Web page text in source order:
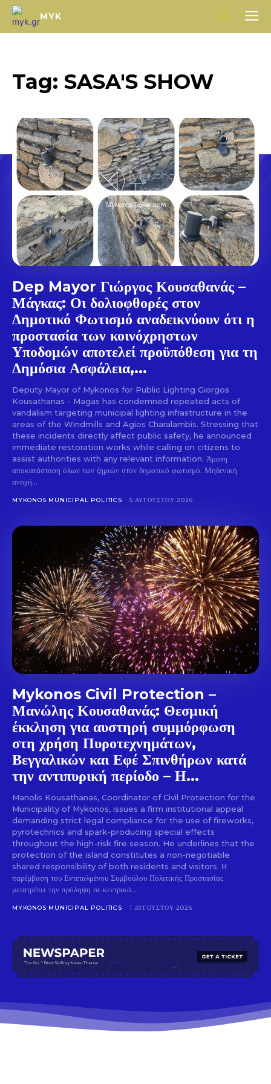
Don't miss
out!
Sing up for our newsletter
to stay in the loop.
SUBSCRIBE
MYK
Tag: SASA'S SHOW
Dep Mayor Γιώργος Κουσαθανάς –
Μάγκας: Οι δολιοφθορές στον
Δημοτικό Φωτισμό αναδεικνύουν ότι η
προστασία των κοινόχρηστων
Υποδομών αποτελεί προϋπόθεση για τη
Δημόσια Ασφάλεια,...
Deputy Mayor of Mykonos for Public Lighting Giorgos
Kousathanas - Magas has condemned repeated acts of
vandalism targeting municipal lighting infrastructure in the
areas of the Windmills and Agios Charalambis. Stressing that
these incidents directly affect public safety, he announced
immediate restoration works while calling on citizens to
assist authorities with any relevant information. Άμεση
αποκατάσταση όλων των ζημιών στον δημοτικό φωτισμό. Μηδενική
ανοχή...
MYKONOS MUNICIPAL POLITICS 5 ΑΥΓΟΎΣΤΟΥ 2026
Mykonos Civil Protection –
Μανώλης Κουσαθανάς: Θεσμική
έκκληση για αυστηρή συμμόρφωση
στη χρήση Πυροτεχνημάτων,
Βεγγαλικών και Εφέ Σπινθήρων κατά
την αντιπυρική περίοδο – Η...
Manolis Kousathanas, Coordinator of Civil Protection for the
Municipality of Mykonos, issues a firm institutional appeal
demanding strict legal compliance for the use of fireworks,
pyrotechnics and spark-producing special effects
throughout the high-risk fire season. He underlines that the
protection of the island constitutes a non-negotiable
shared responsibility of both residents and visitors. Η
παρέμβαση του Εντεταλμένου Συμβούλου Πολιτικής Προστασίας
μετατρέπει την πρόληψη σε κεντρικό...
MYKONOS MUNICIPAL POLITICS 1 ΑΥΓΟΎΣΤΟΥ 2026